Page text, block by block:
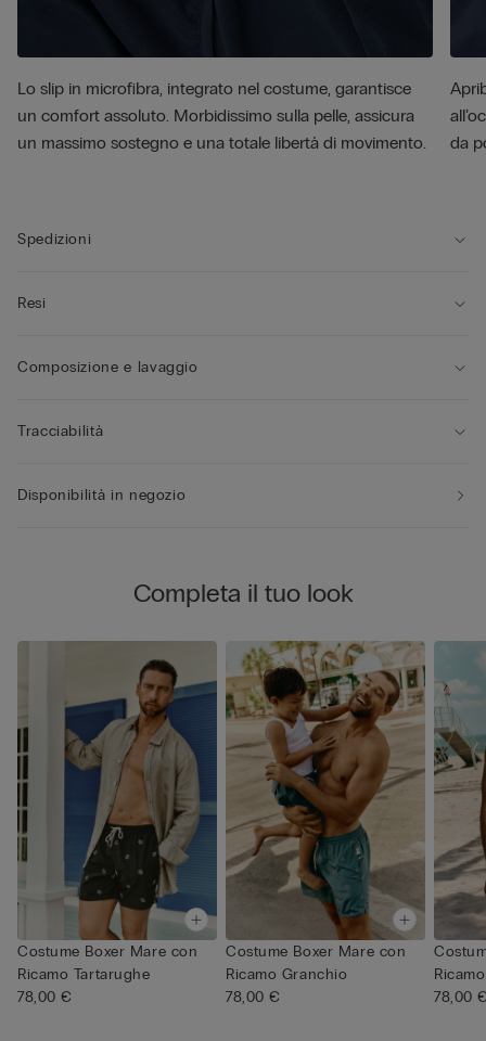
Lo slip in microfibra, integrato nel costume, garantisce
un comfort assoluto. Morbidissimo sulla pelle, assicura
un massimo sostegno e una totale libertà di movimento.
da
Spedizioni
Resi
Composizione e lavaggio
Tracciabilità
Disponibilità in negozio
Completa il tuo look
Costume Boxer Mare con
Ricamo Tartarughe
78,00 €
Costume Boxer Mare con
Ricamo Granchio
78,00 €
78,00